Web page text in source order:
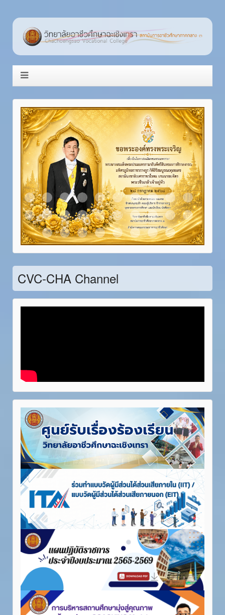
Item 1Item 2Item 3 Item 4Item 5Item 6Item 7Item 8Item 9Item 10
Item 11Item 12Item 13Item 14Item 15Item 16Item 17Item 18Item 19Item 20
Item 21Item 22Item 23Item 24Item 25Item 26Item 27Item 28
CVC-CHA Channel